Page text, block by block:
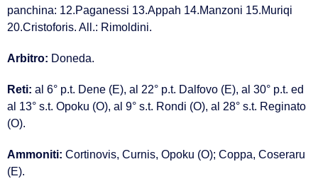
panchina: 12.Paganessi 13.Appah 14.Manzoni 15.Muriqi
20.Cristoforis. All.: Rimoldini.
Arbitro: Doneda.
Reti: al 6° p.t. Dene (E), al 22° p.t. Dalfovo (E), al 30° p.t. ed
al 13° s.t. Opoku (O), al 9° s.t. Rondi (O), al 28° s.t. Reginato
(O).
Ammoniti: Cortinovis, Curnis, Opoku (O); Coppa, Coseraru
(E).